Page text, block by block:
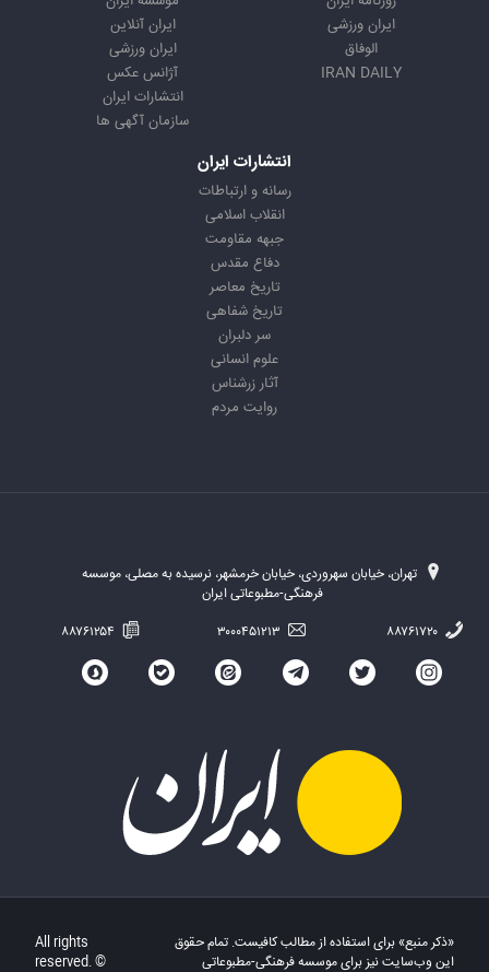
ایران ورزشی
الوفاق
IRAN DAILY
ایران آنلاین
ایران ورزشی
آژانس عکس
انتشارات ایران
سازمان آگهی ها
انتشارات ایران
رسانه و ارتباطات
انقلاب اسلامی
جبهه مقاومت
دفاع مقدس
تاریخ معاصر
تاریخ شفاهی
سر دلبران
علوم انسانی
آثار زرشناس
روایت مردم
تهران، خیابان سهروردی، خیابان خرمشهر، نرسیده به مصلی، موسسه
فرهنگی-مطبوعاتی ایران
«ذکر منبع» برای استفاده از مطالب کافیست. تمام حقوق
این وب‌سایت نیز برای موسسه فرهنگی-مطبوعاتی
All rights
reserved. ©